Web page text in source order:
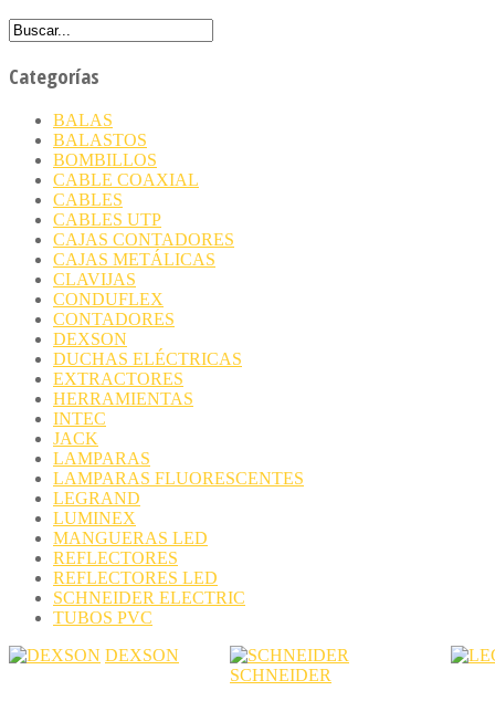
Categorías
BALAS
BALASTOS
BOMBILLOS
CABLE COAXIAL
CABLES
CABLES UTP
CAJAS CONTADORES
CAJAS METÁLICAS
CLAVIJAS
CONDUFLEX
CONTADORES
DEXSON
DUCHAS ELÉCTRICAS
EXTRACTORES
HERRAMIENTAS
INTEC
JACK
LAMPARAS
LAMPARAS FLUORESCENTES
LEGRAND
LUMINEX
MANGUERAS LED
REFLECTORES
REFLECTORES LED
SCHNEIDER ELECTRIC
TUBOS PVC
DEXSON
SCHNEIDER